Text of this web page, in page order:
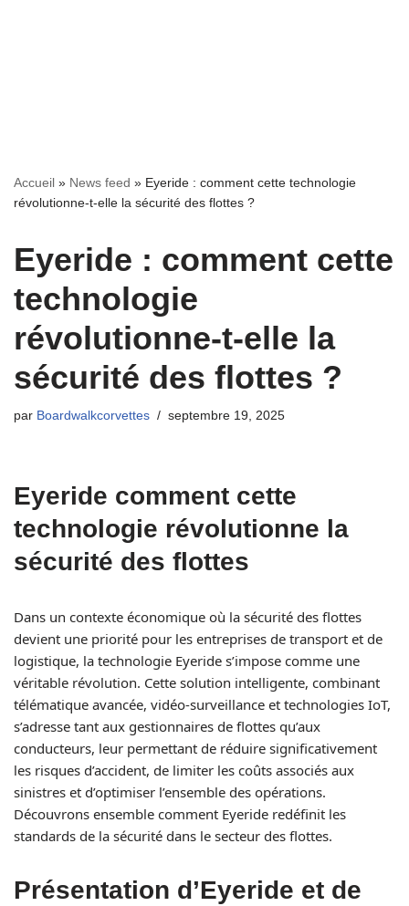
Accueil » News feed » Eyeride : comment cette technologie
révolutionne-t-elle la sécurité des flottes ?
Eyeride : comment cette
technologie
révolutionne-t-elle la
sécurité des flottes ?
par Boardwalkcorvettes septembre 19, 2025
Eyeride comment cette
technologie révolutionne la
sécurité des flottes
Dans un contexte économique où la sécurité des flottes
devient une priorité pour les entreprises de transport et de
logistique, la technologie Eyeride s’impose comme une
véritable révolution. Cette solution intelligente, combinant
télématique avancée, vidéo-surveillance et technologies IoT,
s’adresse tant aux gestionnaires de flottes qu’aux
conducteurs, leur permettant de réduire significativement
les risques d’accident, de limiter les coûts associés aux
sinistres et d’optimiser l’ensemble des opérations.
Découvrons ensemble comment Eyeride redéfinit les
standards de la sécurité dans le secteur des flottes.
Présentation d’Eyeride et de